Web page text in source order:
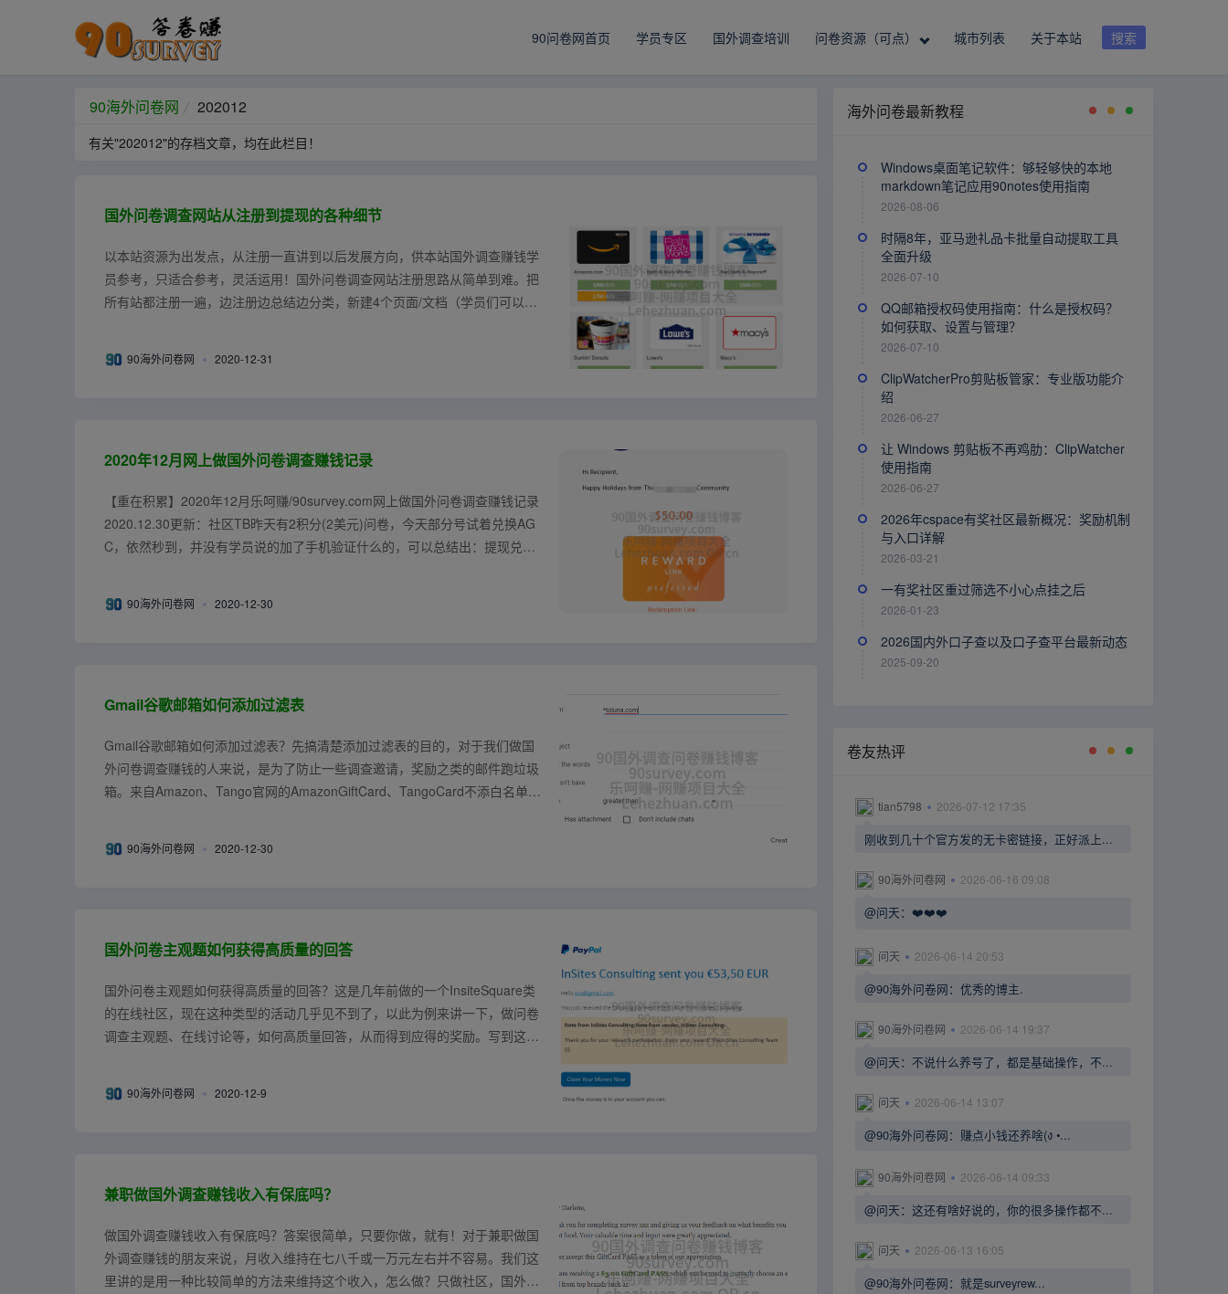
搜索
90问卷网首页 学员专区 国外调查培训 问卷资源（可点） 城市列表 关于本站
90海外问卷网 202012
有关"202012"的存档文章，均在此栏目！
国外问卷调查网站从注册到提现的各种细节
以本站资源为出发点，从注册一直讲到以后发展方向，供本站国外调查赚钱学
员参考，只适合参考，灵活运用！国外问卷调查网站注册思路从简单到难。把
所有站都注册一遍，边注册边总结边分类，新建4个页面/文档（学员们可以用
90海外问卷网 2020-12-31
2020年12月网上做国外问卷调查赚钱记录
【重在积累】2020年12月乐呵赚/90survey.com网上做国外问卷调查赚钱记录
2020.12.30更新：社区TB昨天有2积分(2美元)问卷，今天部分号试着兑换AG
C，依然秒到，并没有学员说的加了手机验证什么的，可以总结出：提现兑换
90海外问卷网 2020-12-30
Gmail谷歌邮箱如何添加过滤表
Gmail谷歌邮箱如何添加过滤表？先搞清楚添加过滤表的目的，对于我们做国
外问卷调查赚钱的人来说，是为了防止一些调查邀请，奖励之类的邮件跑垃圾
箱。来自Amazon、Tango官网的AmazonGiftCard、TangoCard不添白名单也
90海外问卷网 2020-12-30
国外问卷主观题如何获得高质量的回答
国外问卷主观题如何获得高质量的回答？这是几年前做的一个InsiteSquare类
的在线社区，现在这种类型的活动几乎见不到了，以此为例来讲一下，做问卷
调查主观题、在线讨论等，如何高质量回答，从而得到应得的奖励。写到这里
90海外问卷网 2020-12-9
兼职做国外调查赚钱收入有保底吗？
做国外调查赚钱收入有保底吗？答案很简单，只要你做，就有！对于兼职做国
外调查赚钱的朋友来说，月收入维持在七八千或一万元左右并不容易。我们这
里讲的是用一种比较简单的方法来维持这个收入，怎么做？只做社区，国外调
海外问卷最新教程
Windows桌面笔记软件：够轻够快的本地
markdown笔记应用90notes使用指南
2026-08-06
时隔8年，亚马逊礼品卡批量自动提取工具
全面升级
2026-07-10
QQ邮箱授权码使用指南：什么是授权码？
如何获取、设置与管理？
2026-07-10
ClipWatcherPro剪贴板管家：专业版功能介
绍
2026-06-27
让 Windows 剪贴板不再鸡肋：ClipWatcher
使用指南
2026-06-27
2026年cspace有奖社区最新概况：奖励机制
与入口详解
2026-03-21
一有奖社区重过筛选不小心点挂之后
2026-01-23
2026国内外口子查以及口子查平台最新动态
2025-09-20
卷友热评
tian5798 2026-07-12 17:35
刚收到几十个官方发的无卡密链接，正好派上...
90海外问卷网 2026-06-16 09:08
@问天：❤️❤️❤️
问天 2026-06-14 20:53
@90海外问卷网：优秀的博主.
90海外问卷网 2026-06-14 19:37
@问天：不说什么养号了，都是基础操作，不...
问天 2026-06-14 13:07
@90海外问卷网：赚点小钱还养啥(ง •...
90海外问卷网 2026-06-14 09:33
@问天：这还有啥好说的，你的很多操作都不...
问天 2026-06-13 16:05
@90海外问卷网：就是surveyrew...